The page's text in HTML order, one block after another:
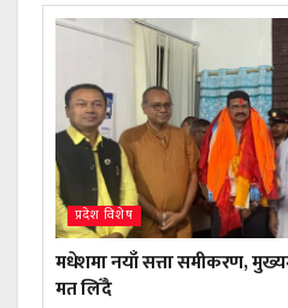
प्रदेश विशेष
मधेशमा नयाँ सत्ता समीकरण,
मत लिँदै